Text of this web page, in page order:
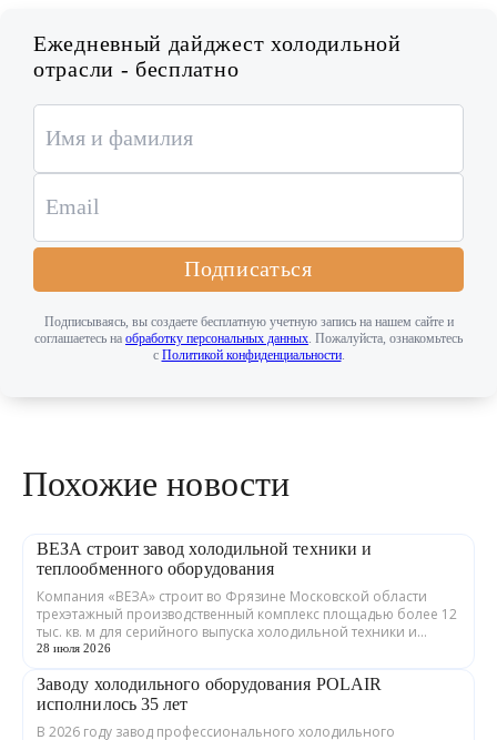
Ежедневный дайджест холодильной
отрасли - бесплатно
Подписаться
Подписываясь, вы создаете бесплатную учетную запись на нашем сайте и
соглашаетесь на обработку персональных данных . Пожалуйста, ознакомьтесь
с Политикой конфиденциальности.
Похожие новости
ВЕЗА строит завод холодильной техники и
теплообменного оборудования
Компания «ВЕЗА» строит во Фрязине Московской области
трехэтажный производственный комплекс площадью более 12
тыс. кв. м для серийного выпуска холодильной техники и
теплообменного оборудования. ...
28 июля 2026
Заводу холодильного оборудования POLAIR
исполнилось 35 лет
В 2026 году завод профессионального холодильного